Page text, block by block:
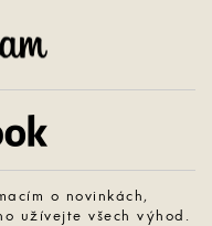
o novinkách,
užívejte všech výhod.